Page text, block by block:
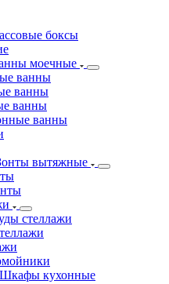
боксы
моечные
ванны
ванны
ванны
ванны
вытяжные
стеллажи
Шкафы кухонные